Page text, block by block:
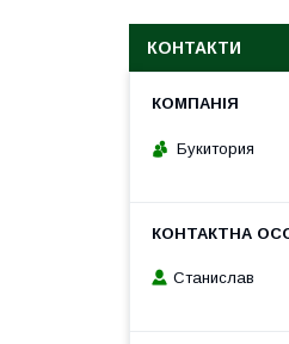
КОНТАКТИ
Букитория
Станислав